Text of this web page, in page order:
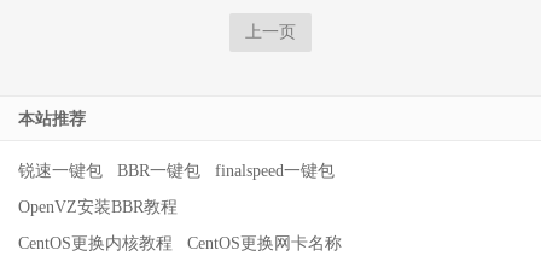
上一页
本站推荐
锐速一键包 BBR一键包
finalspeed一键包
OpenVZ安装BBR教程
CentOS更换内核教程
CentOS更换网卡名称